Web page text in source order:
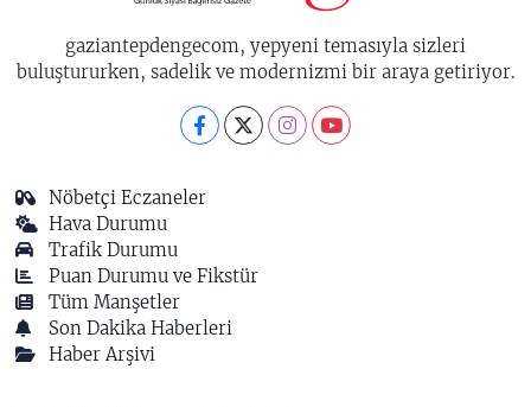
gaziantepdengecom, yepyeni temasıyla sizleri
buluştururken, sadelik ve modernizmi bir araya getiriyor.
Nöbetçi Eczaneler
Hava Durumu
Trafik Durumu
Puan Durumu ve Fikstür
Tüm Manşetler
Son Dakika Haberleri
Haber Arşivi